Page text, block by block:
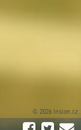
© 2026 Insion.cz